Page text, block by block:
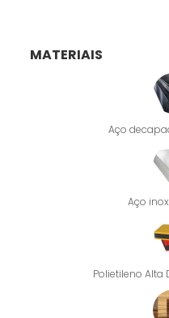
MATERIAIS
Aço
Aço
Polietileno Alta